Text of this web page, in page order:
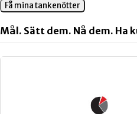
Få mina tankenötter
Mål. Sätt dem. Nå dem. Ha